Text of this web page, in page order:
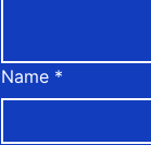
Name *